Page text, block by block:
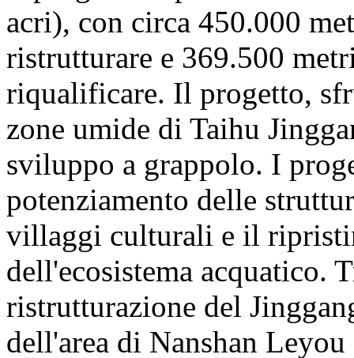
acri), con circa 450.000
ristrutturare e 369.500
riqualificare. Il progetto,
zone umide di Taihu
sviluppo a grappolo. I
potenziamento delle
villaggi culturali e il
dell'ecosistema acquatico.
ristrutturazione del
dell'area di Nanshan